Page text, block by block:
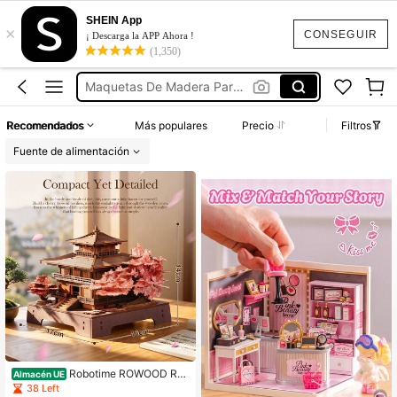
CONSEGUIR
×
SHEIN App
¡ Descarga la APP Ahora !
(1,350)
Pistola De Valines
Booknook
Maquetas Para Adultos
Maquetas De Madera Para Montar
Booknook
Recomendados Más populares Precio
Filtros
Fuente de alimentación
Almacén UE Robotime ROWOOD Ro
mpecabezas de madera 3D, kit de
38 Left